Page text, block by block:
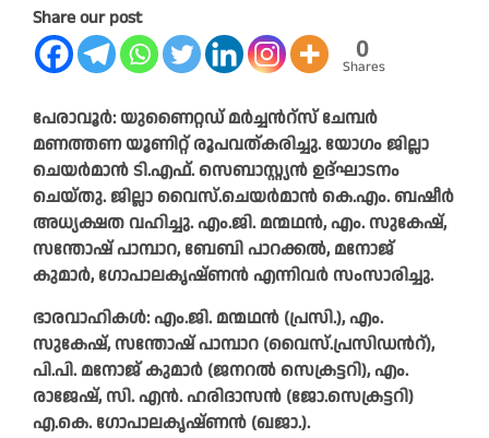
Share our post
0
Shares
പേരാവൂർ: യുണൈറ്റഡ് മർച്ചൻറ്സ് ചേമ്പർ
മണത്തണ യൂണിറ്റ് രൂപവത്കരിച്ചു. യോഗം ജില്ലാ
ചെയർമാൻ ടി.എഫ്. സെബാസ്റ്റ്യൻ ഉദ്ഘാടനം
ചെയ്തു. ജില്ലാ വൈസ്.ചെയർമാൻ കെ.എം. ബഷീർ
അധ്യക്ഷത വഹിച്ചു. എം.ജി. മന്മഥൻ, എം. സുകേഷ്,
സന്തോഷ് പാമ്പാറ, ബേബി പാറക്കൽ, മനോജ്
കുമാർ, ഗോപാലകൃഷ്ണൻ എന്നിവർ സംസാരിച്ചു.
ഭാരവാഹികൾ: എം.ജി. മന്മഥൻ (പ്രസി.), എം.
സുകേഷ്, സന്തോഷ് പാമ്പാറ (വൈസ്.പ്രസിഡൻറ്),
പി.പി. മനോജ് കുമാർ (ജനറൽ സെക്രട്ടറി), എം.
രാജേഷ്, സി. എൻ. ഹരിദാസൻ (ജോ.സെക്രട്ടറി)
എ.കെ. ഗോപാലകൃഷ്ണൻ (ഖജാ.).